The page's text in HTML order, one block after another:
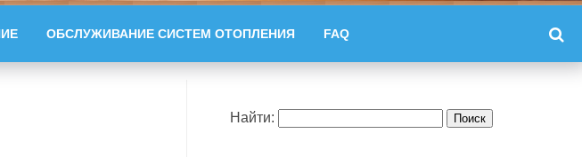
ОБСЛУЖИВАНИЕ СИСТЕМ ОТОПЛЕНИЯ FAQ
Найти: